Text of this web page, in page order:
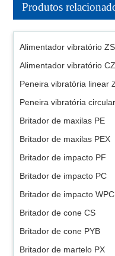
Produtos
Alimentador vibratório
Alimentador vibratório
Peneira vibratória linear
Peneira vibratória
Britador de maxilas PE
Britador de maxilas PEX
Britador de impacto PF
Britador de impacto PC
Britador de impacto WPC
Britador de cone CS
Britador de cone PYB
Britador de martelo PX